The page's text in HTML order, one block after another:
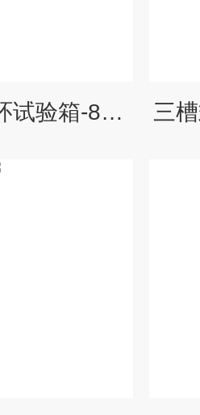
高低温冲击循环试验箱-85度~+180度温度定制 三